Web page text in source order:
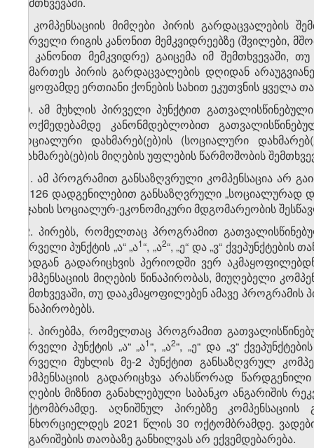
9. კომპენსაციის მიმღები პირის გარდაცვალების
პირველი რიგის კანონით მემკვიდრეებზე (შვილები,
ან კანონით მემკვიდრე) გაიცემა იმ შემთხვევაში,
მიმართეს პირის გარდაცვალების დღიდან
გაყოფამდე ერთიანი ქონების სახით ეკუთვნის ყველა
10. ამ მუხლის პირველი პუნქტით
ამოქმედებამდე კანონმდებლობით
სოციალური დახმარებ(ებ)ის (სოციალური
დახმარებ(ებ)ის მიღების უფლების წარმოშობის
11. ამ პროგრამით განსაზღვრული კომპენსაცია არ
№126 დადგენილებით განსაზღვრული „სოციალურად
ოჯახის სოციალურ-ეკონომიკური მდგომარეობის
12. პირებს, რომელთაც პროგრამით
პირველი პუნქტის „ა“ „ა​1“, „ა​2“, „ე“ და „ვ“
რადგან გადარიცხვის პერიოდში ვერ
კომპენსაციის მიღების წინაპირობას, მიუღებელი
შემთხვევაში, თუ დააკმაყოფილებენ ამავე
წინაპირობებს.
13. პირებმა, რომელთაც პროგრამით
პირველი პუნქტის „ა“ „ა​1“, „ა​2“, „ე“ და „ვ“
პირველი მუხლის მე-2 პუნქტით განსაზღვრულ
კომპენსაციის გადარიცხვა არასწორად
მიღების მიზნით განახლებული საბანკო ანგარიშის
ოქტომბრამდე. აღნიშნულ პირებზე
განხორციელდეს 2021 წლის 30 ოქტომბრამდე.
ანგარიშების თაობაზე განხილვას არ ექვემდებარება.